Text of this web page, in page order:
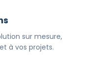
sur mesure,
à vos projets.